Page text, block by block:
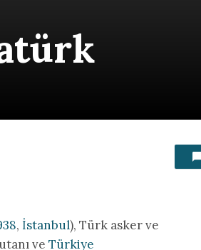
, İstanbul), Türk asker ve
ve Türkiye